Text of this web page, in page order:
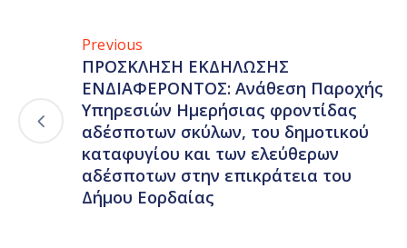
Previous
ΠΡΟΣΚΛΗΣΗ ΕΚΔΗΛΩΣΗΣ
ΕΝΔΙΑΦΕΡΟΝΤΟΣ: Ανάθεση Παροχής
Υπηρεσιών Ημερήσιας φροντίδας
αδέσποτων σκύλων, του δημοτικού
καταφυγίου και των ελεύθερων
αδέσποτων στην επικράτεια του
Δήμου Εορδαίας